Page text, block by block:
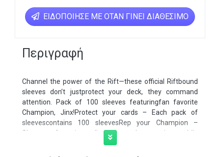
ΕΙΔΟΠΟΊΗΣΕ ΜΕ ΌΤΑΝ ΓΊΝΕΙ ΔΙΑΘΈΣΙΜΟ
Περιγραφή
Channel the power of the Rift—these official Riftbound
sleeves don’t justprotect your deck, they command
attention. Pack of 100 sleeves featuringfan favorite
Champion, Jinx!Protect your cards – Each pack of
sleevescontains 100 sleevesRep your Champion –
Sleeves featuring Jinxcommand attention while
protecting yourRiftbound deck!Retail ready – Hanging,